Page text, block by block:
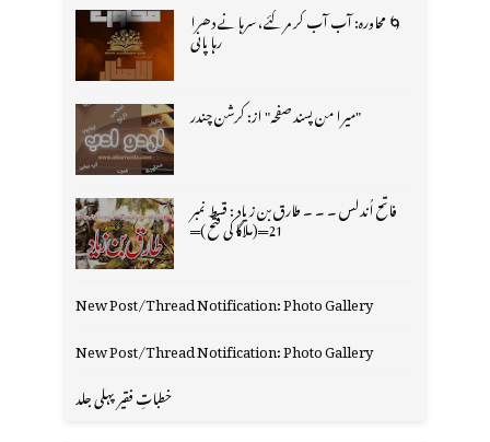
🌀 محاورہ: آب آب کر مر گئے، سرہانے دھرا
رہا پانی
"میرا من پسند صفحہ" از: کرشن چندر
فاتح اُندلس ۔ ۔ ۔ طارق بن زیاد : قسط نمبر
21═(ملاگا کی فتح )═
New Post/Thread Notification: Photo Gallery
New Post/Thread Notification: Photo Gallery
خطباتِ فقیر پہلی جلد